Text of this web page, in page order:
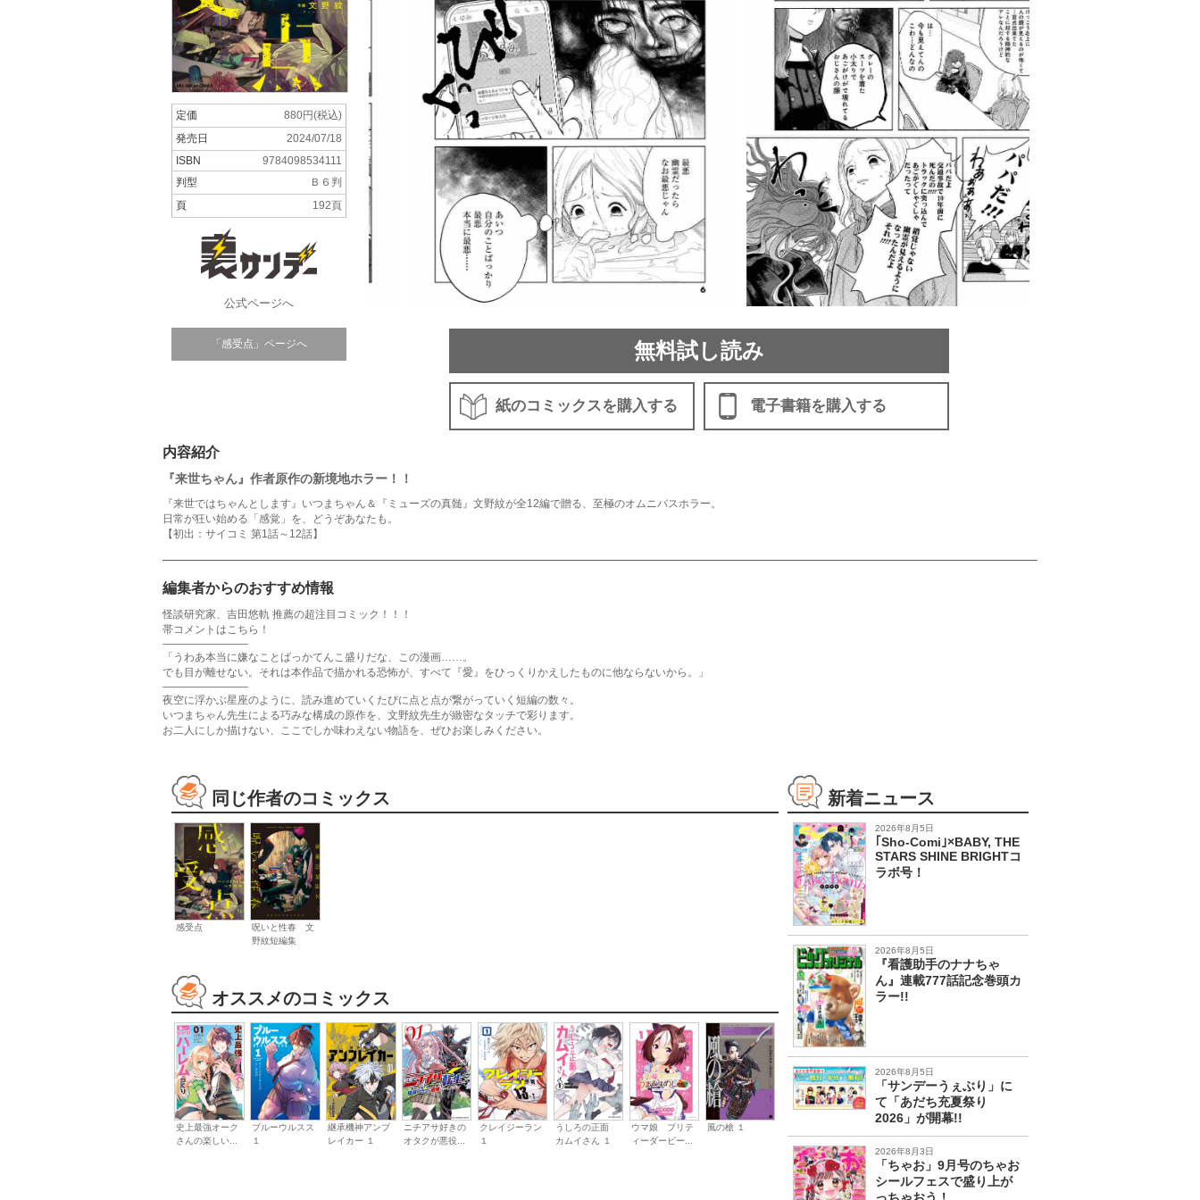
定価
880円(税込)
発売日
2024/07/18
ISBN
9784098534111
判型
Ｂ６判
頁
192頁
公式ページへ
「感受点」ページへ 無料試し読み
紙のコミックスを購入する 電子書籍を購入する
内容紹介
『来世ちゃん』作者原作の新境地ホラー！！
『来世ではちゃんとします』いつまちゃん＆『ミューズの真髄』文野紋が全12編で贈る、至極のオムニバスホラー。
日常が狂い始める「感覚」を、どうぞあなたも。
【初出：サイコミ 第1話～12話】
編集者からのおすすめ情報
怪談研究家、吉田悠軌 推薦の超注目コミック！！！
帯コメントはこちら！
――――――――
「うわあ本当に嫌なことばっかてんこ盛りだな、この漫画……。
でも目が離せない。それは本作品で描かれる恐怖が、すべて『愛』をひっくりかえしたものに他ならないから。」
――――――――
夜空に浮かぶ星座のように、読み進めていくたびに点と点が繋がっていく短編の数々。
いつまちゃん先生による巧みな構成の原作を、文野紋先生が緻密なタッチで彩ります。
お二人にしか描けない、ここでしか味わえない物語を、ぜひお楽しみください。
同じ作者のコミックス
感受点
呪いと性春 文
野紋短編集
オススメのコミックス
史上最強オーク
さんの楽しい...
ブルーウルスス
１
継承機神アンブ
レイカー １
ニチアサ好きの
オタクが悪役...
クレイジーラン
１
うしろの正面
カムイさん １
ウマ娘 プリテ
ィーダービー...
風の槍 １
新着ニュース
2026年8月5日
｢Sho-Comi｣×BABY, THE
STARS SHINE BRIGHTコ
ラボ号！
2026年8月5日
『看護助手のナナちゃ
ん』連載777話記念巻頭カ
ラー!!
2026年8月5日
「サンデーうぇぶり」に
て「あだち充夏祭り
2026」が開幕!!
2026年8月3日
「ちゃお」9月号のちゃお
シールフェスで盛り上が